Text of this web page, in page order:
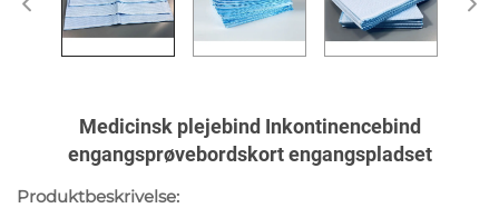
Medicinsk plejebind Inkontinencebind
engangsprøvebordskort engangspladset
Produktbeskrivelse: